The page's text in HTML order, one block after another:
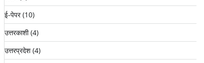
ई-पेपर(10)
उत्तरकाशी(4)
उत्तरप्रदेश(4)